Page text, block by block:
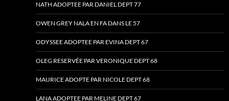
NATH ADOPTEE PAR DANIEL DEPT 77
OWEN GREY NALA EN FA DANS LE 57
ODYSSEE ADOPTEE PAR EVINA DEPT 67
OLEG RESERVÉE PAR VERONIQUE DEPT 68
MAURICE ADOPTE PAR NICOLE DEPT 68
LANA ADOPTEE PAR MELINE DEPT 67